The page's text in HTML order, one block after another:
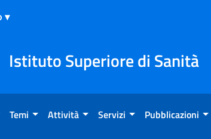
Istituto Superiore di Sanità
Temi Attività Servizi Pubblicazioni